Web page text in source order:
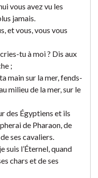
vous avez vu les
jamais.
et vous, vous vous
tu à moi ? Dis aux
;
main sur la mer, fends-
milieu de la mer, sur le
des Égyptiens et ils
de Pharaon, de
ses cavaliers.
suis l’Éternel, quand
chars et de ses